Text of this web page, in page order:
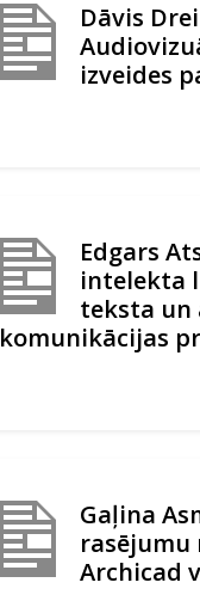
Dāvis
izveides
Edgars
intelekta
teksta un
komunikācijas
Gaļina
rasējumu
Archicad